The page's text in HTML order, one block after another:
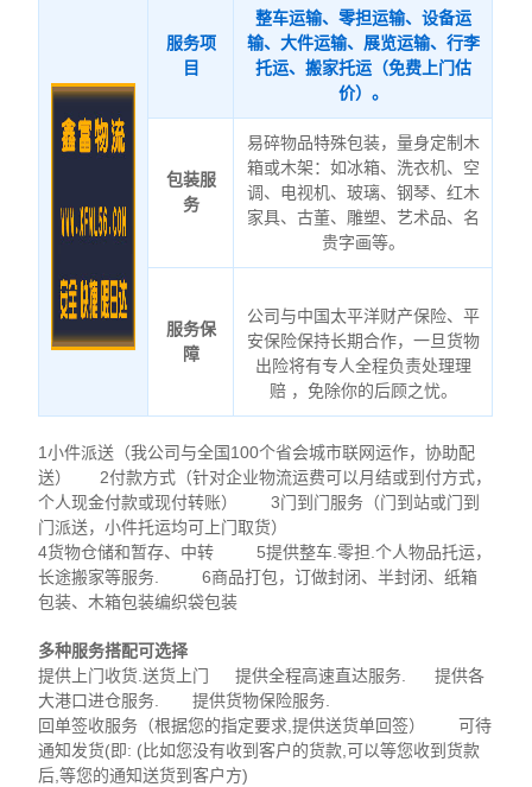
服务项
目
整车运输、零担运输、设备运
输、大件运输、展览运输、行李
托运、搬家托运（免费上门估
价）。
包装服
务
易碎物品特殊包装，量身定制木
箱或木架：如冰箱、洗衣机、空
调、电视机、玻璃、钢琴、红木
家具、古董、雕塑、艺术品、名
贵字画等。
服务保
障
公司与中国太平洋财产保险、平
安保险保持长期合作，一旦货物
出险将有专人全程负责处理理
赔 ，免除你的后顾之忧。
1小件派送（我公司与全国100个省会城市联网运作，协助配
送） 2付款方式（针对企业物流运费可以月结或到付方式，
个人现金付款或现付转账） 3门到门服务（门到站或门到
门派送，小件托运均可上门取货）
4货物仓储和暂存、中转 5提供整车.零担.个人物品托运，
长途搬家等服务. 6商品打包，订做封闭、半封闭、纸箱
包装、木箱包装编织袋包装
多种服务搭配可选择
提供上门收货.送货上门 提供全程高速直达服务. 提供各
大港口进仓服务. 提供货物保险服务.
回单签收服务（根据您的指定要求,提供送货单回签） 可待
通知发货(即: (比如您没有收到客户的货款,可以等您收到货款
后,等您的通知送货到客户方)